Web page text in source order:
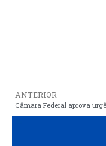
ANTERIOR